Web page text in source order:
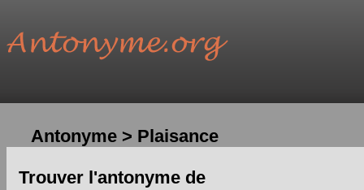
Antonyme > Plaisance
Trouver l'antonyme de